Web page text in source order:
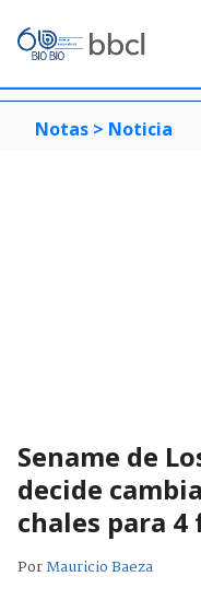
Notas > Noticia
Sename de
decide
chales para
PorMauricio Baeza